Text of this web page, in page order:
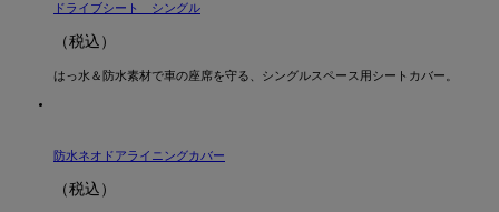
ドライブシート シングル
（税込）
はっ水＆防水素材で車の座席を守る、シングルスペース用シートカバー。
防水ネオドアライニングカバー
（税込）